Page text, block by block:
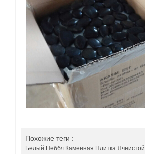
Похожие теги :
Белый Пеббл Каменная Плитка Ячеистой